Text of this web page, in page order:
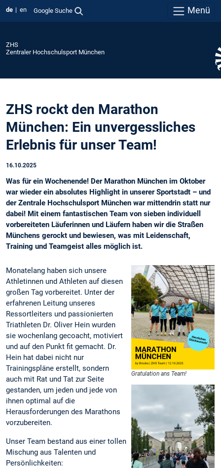
de en Google Suche Menü
ZHS
Zentraler Hochschulsport München
ZHS rockt den Marathon
München: Ein unvergessliches
Erlebnis für unser Team!
16.10.2025
Was für ein Wochenende! Der Marathon München im Oktober
war wieder ein absolutes Highlight in unserer Sportstadt – und
der Zentrale Hochschulsport München war mittendrin statt nur
dabei! Mit einem fantastischen Team von sieben individuell
vorbereiteten Läuferinnen und Läufern haben wir die Straßen
Münchens gerockt und bewiesen, was mit Leidenschaft,
Training und Teamgeist alles möglich ist.
Gratulation ans Team!
Monatelang haben sich unsere
Athletinnen und Athleten auf diesen
großen Tag vorbereitet. Unter der
erfahrenen Leitung unseres
Ressortleiters und passionierten
Triathleten Dr. Oliver Hein wurden
sie wochenlang gecoacht, motiviert
und auf den Punkt fit gemacht. Dr.
Hein hat dabei nicht nur
Trainingspläne erstellt, sondern
auch mit Rat und Tat zur Seite
gestanden, um jeden und jede von
ihnen optimal auf die
Herausforderungen des Marathons
vorzubereiten.
Unser Team bestand aus einer tollen
Mischung aus Talenten und
Persönlichkeiten: